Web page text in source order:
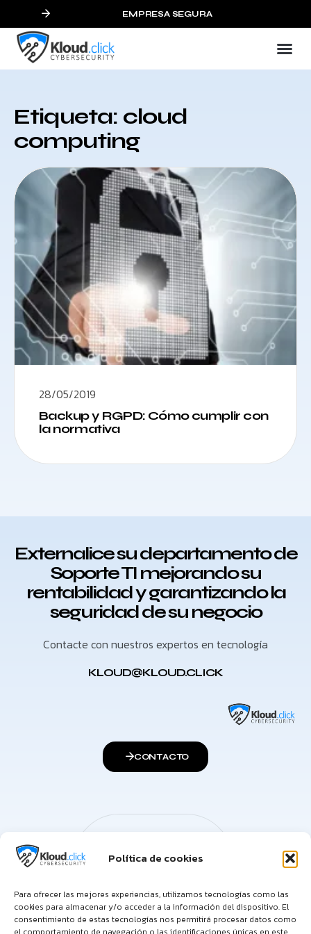
Política de cookies
Para ofrecer las mejores experiencias, utilizamos tecnologías como las
cookies para almacenar y/o acceder a la información del dispositivo. El
consentimiento de estas tecnologías nos permitirá procesar datos como
EMPRESA SEGURA
Etiqueta: cloud
computing
28/05/2019
Backup y RGPD: Cómo cumplir con
la normativa
Externalice su departamento de
Soporte TI mejorando su
rentabilidad y garantizando la
seguridad de su negocio
Contacte con nuestros expertos en tecnología
KLOUD@KLOUD.CLICK
CONTACTO